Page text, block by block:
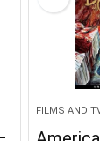
FILMS AND